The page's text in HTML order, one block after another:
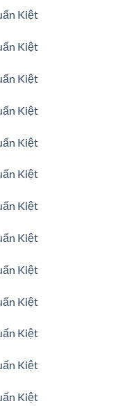
Kiệt
Kiệt
Kiệt
Kiệt
Kiệt
Kiệt
Kiệt
Kiệt
Kiệt
Kiệt
Kiệt
Kiệt
Kiệt